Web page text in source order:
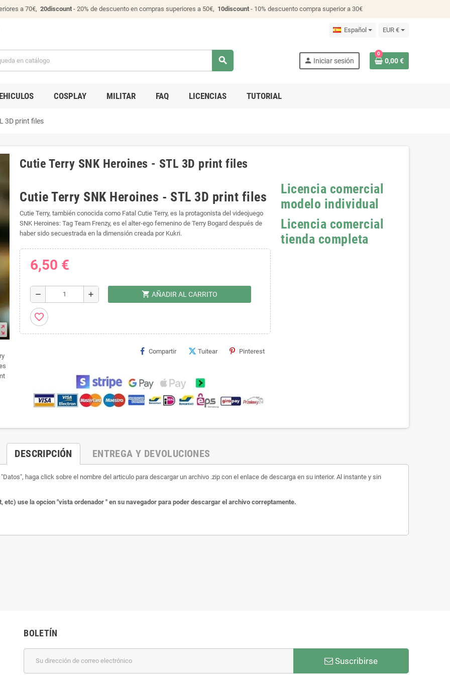
a 70€, 20discount- 20% de descuento en compras superiores a 50€, 10discount- 10% descuento compra superior a 30€
Español EUR €
search person Iniciar sesión
0
0,00 €
COSPLAY MILITAR FAQ LICENCIAS TUTORIAL
3D print files
Cutie Terry SNK Heroines - STL 3D print files
Cutie Terry SNK Heroines - STL 3D print files
Cutie Terry, también conocida como Fatal Cutie Terry, es la protagonista del videojuego
SNK Heroines: Tag Team Frenzy, es el alter-ego femenino de Terry Bogard después de
haber sido secuestrada en la dimensión creada por Kukri.
6,50 €
remove add shopping_cart AÑADIR AL CARRITO
favorite_border
Compartir Tuitear Pinterest
Licencia comercial
modelo individual
Licencia comercial
tienda completa
DESCRIPCIÓN ENTREGA Y DEVOLUCIONES
haga click sobre el nombre del articulo para descargar un archivo .zip con el enlace de descarga en su interior. Al instante y sin
etc) use la opcion "vista ordenador " en su navegador para poder descargar el archivo correptamente.
BOLETÍN
Suscribirse